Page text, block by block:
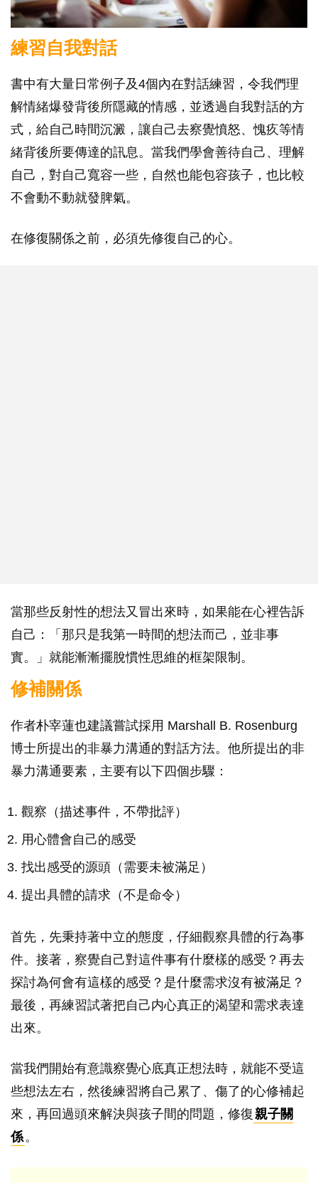
練習自我對話
書中有大量日常例子及4個內在對話練習，令我們理
解情緒爆發背後所隱藏的情感，並透過自我對話的方
式，給自己時間沉澱，讓自己去察覺憤怒、愧疚等情
緒背後所要傳達的訊息。當我們學會善待自己、理解
自己，對自己寬容一些，自然也能包容孩子，也比較
不會動不動就發脾氣。
在修復關係之前，必須先修復自己的心。
當那些反射性的想法又冒出來時，如果能在心裡告訴
自己：「那只是我第一時間的想法而己，並非事
實。」就能漸漸擺脫慣性思維的框架限制。
修補關係
作者朴宰蓮也建議嘗試採用 Marshall B. Rosenburg
博士所提出的非暴力溝通的對話方法。他所提出的非
暴力溝通要素，主要有以下四個步驟：
觀察（描述事件，不帶批評）
用心體會自己的感受
找出感受的源頭（需要未被滿足）
提出具體的請求（不是命令）
首先，先秉持著中立的態度，仔細觀察具體的行為事
件。接著，察覺自己對這件事有什麼樣的感受？再去
探討為何會有這樣的感受？是什麼需求沒有被滿足？
最後，再練習試著把自己内心真正的渴望和需求表達
出來。
當我們開始有意識察覺心底真正想法時，就能不受這
些想法左右，然後練習將自己累了、傷了的心修補起
來，再回過頭來解決與孩子間的問題，修復 親子關
係 。